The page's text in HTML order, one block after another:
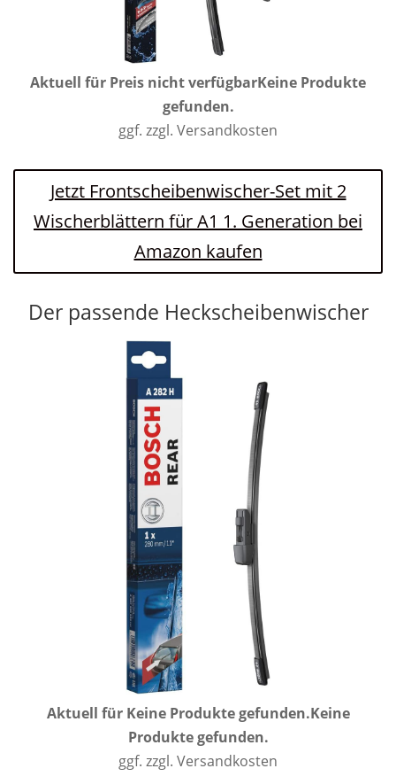
Aktuell für Preis nicht verfügbarKeine Produkte
gefunden.
ggf. zzgl. Versandkosten
Jetzt Frontscheibenwischer-Set mit 2
Wischerblättern für A1 1. Generation bei
Amazon kaufen
Der passende Heckscheibenwischer
Aktuell für Keine Produkte gefunden.Keine
Produkte gefunden.
ggf. zzgl. Versandkosten